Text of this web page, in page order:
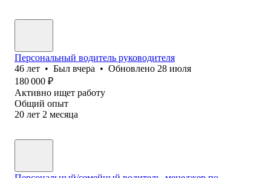
Персональный водитель руководителя
46 лет • Был вчера • Обновлено 28 июля
180 000 ₽
Активно ищет работу
Общий опыт
20 лет 2 месяца